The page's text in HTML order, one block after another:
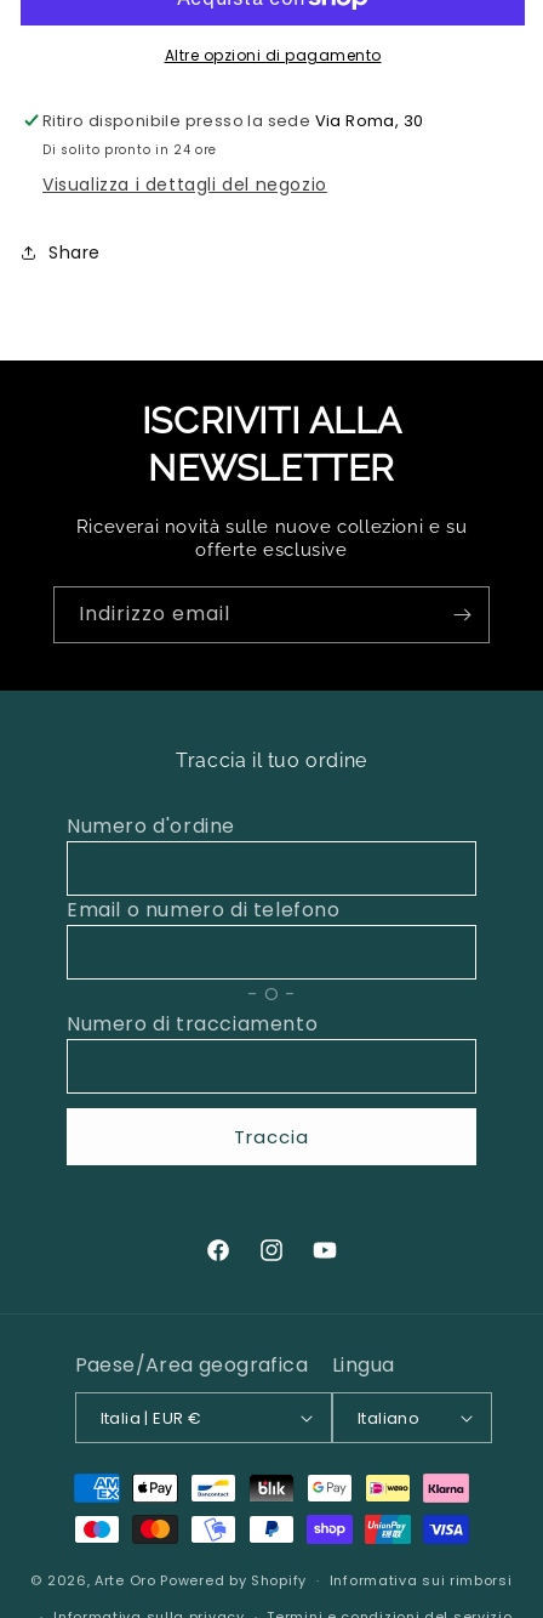
Altre opzioni di pagamento
Ritiro disponibile presso la sede Via Roma, 30
Di solito pronto in 24 ore
Visualizza i dettagli del negozio
Share
ISCRIVITI ALLA
NEWSLETTER
Riceverai novità sulle nuove collezioni e su
offerte esclusive
Indirizzo email
Traccia il tuo ordine
Numero d'ordine
Email o numero di telefono
O
Numero di tracciamento
Traccia
FacebookInstagramYouTube
Paese/Area geografica
Italia | EUR €
Lingua
Italiano
Metodi
pagamento
© 2026,Arte Oro Powered by Shopify
Informativa sui rimborsi